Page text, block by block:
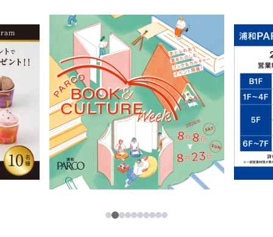
レストラン・カフェ
TAX FREE
PARCOメンバーズ
JP
ภาษาไทย
123456789